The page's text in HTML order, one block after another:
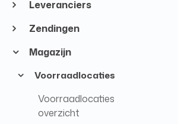
Leveranciers
Zendingen
Magazijn
Voorraadlocaties
Voorraadlocaties
overzicht